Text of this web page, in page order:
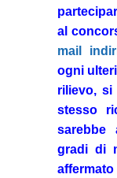
al
mail
ogni
rilievo,
stesso
sarebbe
gradi di